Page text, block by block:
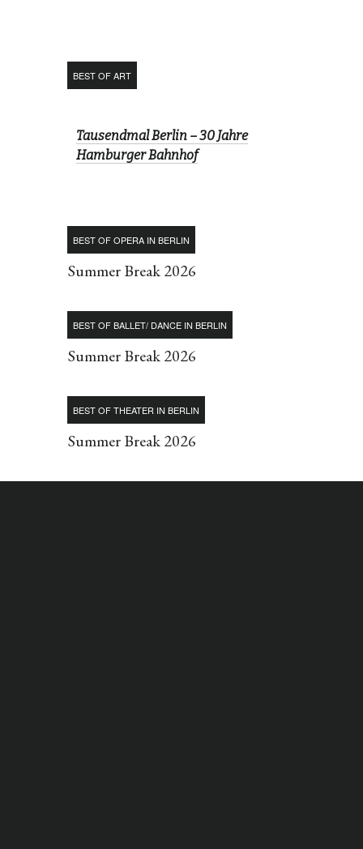
BEST OF ART
Tausendmal Berlin – 30 Jahre
Hamburger Bahnhof
BEST OF OPERA IN BERLIN
Summer Break 2026
BEST OF BALLET/ DANCE IN BERLIN
Summer Break 2026
BEST OF THEATER IN BERLIN
Summer Break 2026